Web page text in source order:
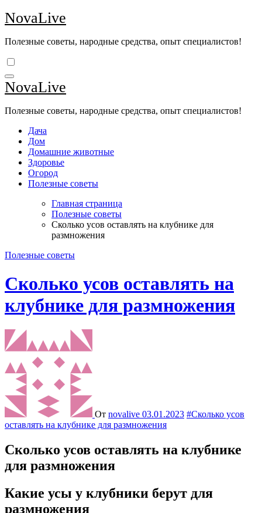
Перейти
к
NovaLive
Полезные советы, народные средства, опыт специалистов!
NovaLive
Полезные советы, народные средства, опыт специалистов!
Дача
Дом
Домашние животные
Здоровье
Огород
Полезные советы
Главная страница
Полезные советы
Сколько усов оставлять на клубнике для
размножения
Полезные советы
Сколько усов оставлять на
клубнике для размножения
От novalive 03.01.2023 #Сколько усов
оставлять на клубнике для размножения
Сколько усов оставлять на клубнике
для размножения
Какие усы у клубники берут для
размножения